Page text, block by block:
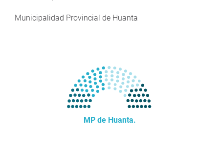
Municipalidad Provincial de Huanta
MP de Huanta.